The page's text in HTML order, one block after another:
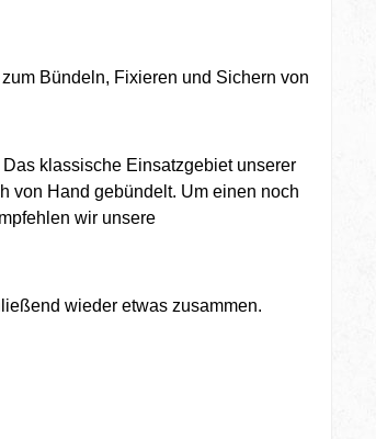
Bündeln, Fixieren und Sichern von
klassische Einsatzgebiet unserer
von Hand gebündelt. Um einen noch
wir unsere
wieder etwas zusammen.